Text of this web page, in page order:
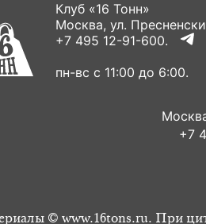
Клуб «16 Тонн»
Москва, ул.
+7 495 12-91-600.
пн-вс с 11:00 до 6:00.
+7
© www.16tons.ru. При